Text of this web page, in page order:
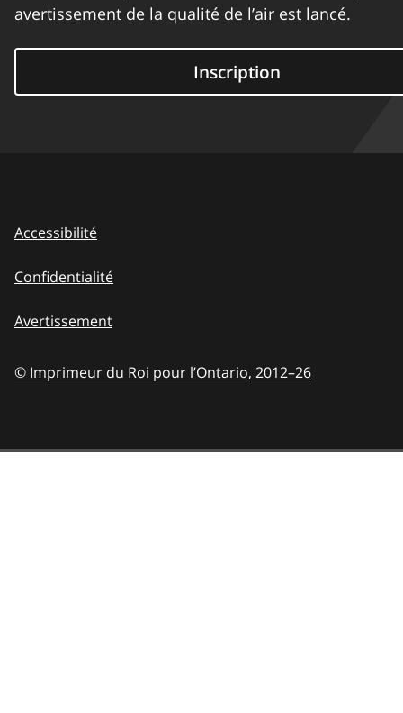
avertissement de la qualité de l’air est lancé.
Inscription
Accessibilité
Confidentialité
Avertissement
© Imprimeur du Roi pour l’Ontario, 2012–26